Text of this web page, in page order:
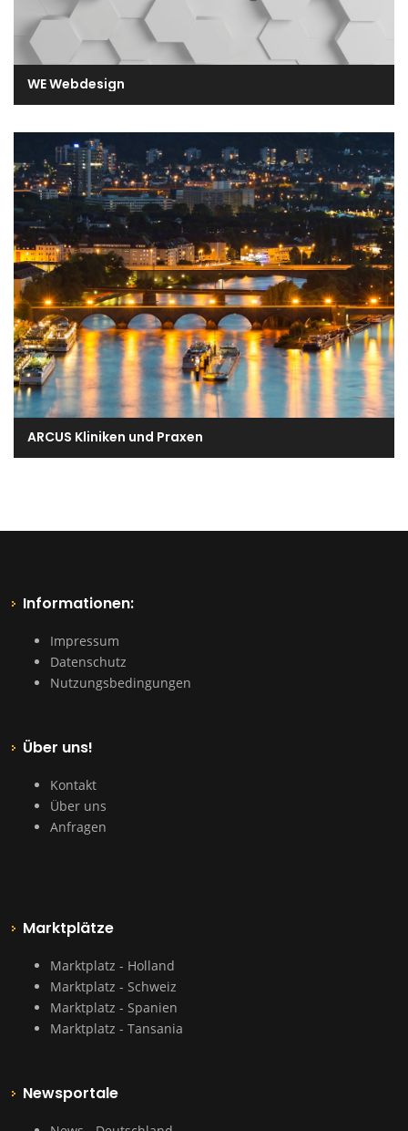
WE Webdesign
ARCUS Kliniken und Praxen
Informationen:
Impressum
Datenschutz
Nutzungsbedingungen
Über uns!
Kontakt
Über uns
Anfragen
Marktplätze
Marktplatz - Holland
Marktplatz - Schweiz
Marktplatz - Spanien
Marktplatz - Tansania
Newsportale